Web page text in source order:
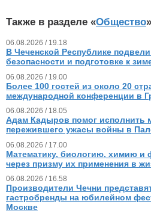
Также в разделе «Общество
06.08.2026 / 19.18
В Чеченской Республике
безопасности и подготовке к
06.08.2026 / 19.00
Более 100 гостей из около 20
международной конференции в
06.08.2026 / 18.05
Адам Кадыров помог исполнить
пережившего ужасы войны в
06.08.2026 / 17.00
Математику, биологию, химию и
через призму их применения в
06.08.2026 / 16.58
Производители Чечни
гастробренды на юбилейном
Москве